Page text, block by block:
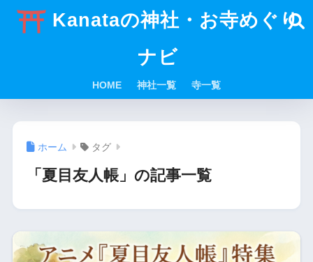
Kanataの神社・お寺めぐり
ナビ
HOME 神社一覧 寺一覧
ホーム タグ
「夏目友人帳」の記事一覧